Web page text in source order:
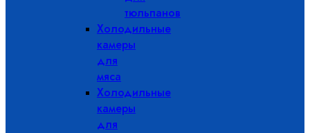
тюльпанов
Холодильные
камеры
для
мяса
Холодильные
камеры
для